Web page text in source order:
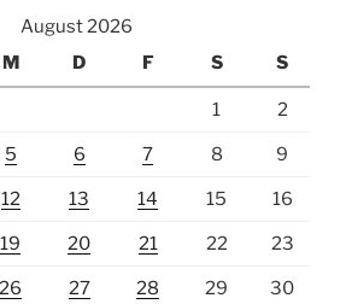
August 2026
M D F S S
1 2
5 6 7 8 9
12 13 14 15 16
19 20 21 22 23
26 27 28 29 30